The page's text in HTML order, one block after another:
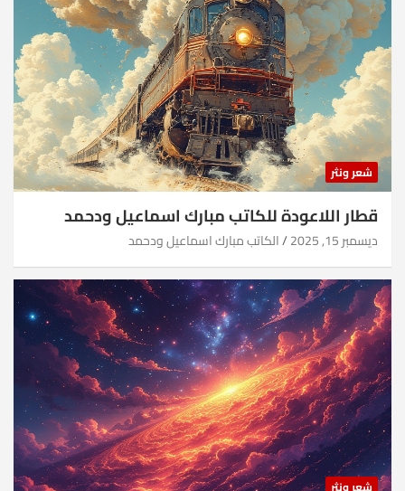
شعر ونثر
قطار اللاعودة للكاتب مبارك اسماعيل ودحمد
ديسمبر 15, 2025 الكاتب مبارك اسماعيل ودحمد